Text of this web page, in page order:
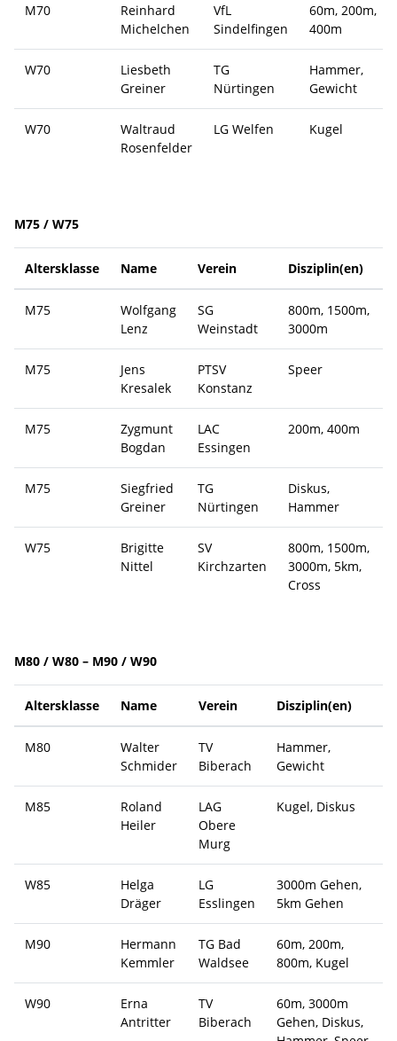
M70
Reinhard
Michelchen
VfL
Sindelfingen
60m, 200m,
400m
W70
Liesbeth
Greiner
TG
Nürtingen
Hammer,
Gewicht
W70
Waltraud
Rosenfelder
LG Welfen Kugel
M75 / W75
Altersklasse Name Verein Disziplin(en)
M75
Wolfgang
Lenz
SG
Weinstadt
800m, 1500m,
3000m
M75
Jens
Kresalek
PTSV
Konstanz
Speer
M75
Zygmunt
Bogdan
LAC
Essingen
200m, 400m
M75
Siegfried
Greiner
TG
Nürtingen
Diskus,
Hammer
W75
Brigitte
Nittel
SV
Kirchzarten
800m, 1500m,
3000m, 5km,
Cross
M80 / W80 – M90 / W90
Altersklasse Name Verein Disziplin(en)
M80
Walter
Schmider
TV
Biberach
Hammer,
Gewicht
M85
Roland
Heiler
LAG
Obere
Murg
Kugel, Diskus
W85
Helga
Dräger
LG
Esslingen
3000m Gehen,
5km Gehen
M90
Hermann
Kemmler
TG Bad
Waldsee
60m, 200m,
800m, Kugel
W90
Erna
Antritter
TV
Biberach
60m, 3000m
Gehen, Diskus,